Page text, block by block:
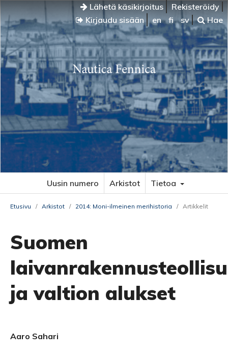
Lähetä käsikirjoitus
Rekisteröidy
Kirjaudu sisään
en fi sv Hae
Uusin numero Arkistot Tietoa
Etusivu / Arkistot / 2014: Moni-ilmeinen merihistoria / Artikkelit
Suomen
ja valtion alukset
Aaro Sahari